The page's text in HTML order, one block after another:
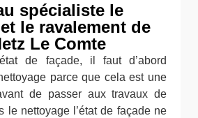
spécialiste le
le ravalement de
Le Comte
de façade, il faut d’abord
parce que cela est une
de passer aux travaux de
le nettoyage l’état de façade ne